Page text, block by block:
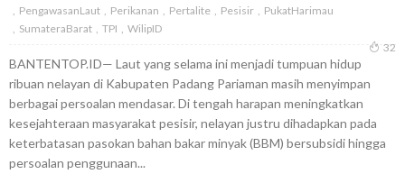
PengawasanLaut
Perikanan Pertalite Pesisir
PukatHarimau
SumateraBarat
TPI
WilipID
32
BANTENTOP.ID— Laut yang selama ini menjadi tumpuan hidup
ribuan nelayan di Kabupaten Padang Pariaman masih menyimpan
berbagai persoalan mendasar. Di tengah harapan meningkatkan
kesejahteraan masyarakat pesisir, nelayan justru dihadapkan pada
keterbatasan pasokan bahan bakar minyak (BBM) bersubsidi hingga
persoalan penggunaan...